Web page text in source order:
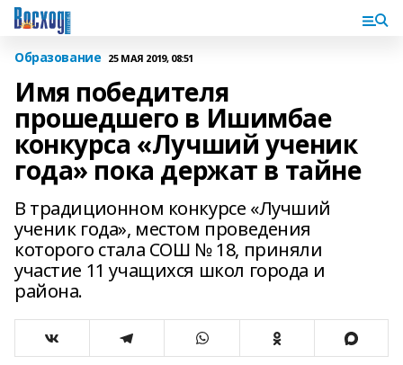
Образование 25 МАЯ 2019, 08:51
Имя победителя
прошедшего в Ишимбае
конкурса «Лучший ученик
года» пока держат в тайне
В традиционном конкурсе «Лучший
ученик года», местом проведения
которого стала СОШ № 18, приняли
участие 11 учащихся школ города и
района.